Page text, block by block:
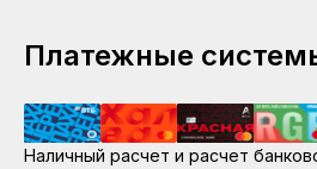
Платежные
Наличный расчет и расчет